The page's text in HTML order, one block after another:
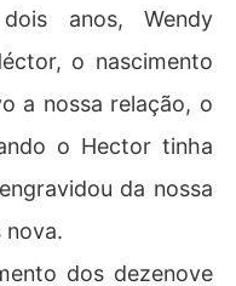
anos, Wendy
o nascimento
a nossa relação, o
o Hector tinha
da nossa
nova.
dos dezenove